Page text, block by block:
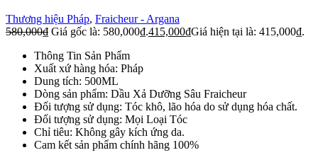
Thương hiệu Pháp, Fraicheur - Argana
580,000₫ Giá gốc là: 580,000₫.415,000₫Giá hiện tại là: 415,000₫.
Thông Tin Sản Phẩm
Xuất xứ hàng hóa: Pháp
Dung tích: 500ML
Dòng sản phẩm: Dầu Xả Dưỡng Sâu Fraicheur
Đối tượng sử dụng: Tóc khô, lão hóa do sử dụng hóa chất.
Đối tượng sử dụng: Mọi Loại Tóc
Chỉ tiêu: Không gây kích ứng da.
Cam kết sản phẩm chính hãng 100%